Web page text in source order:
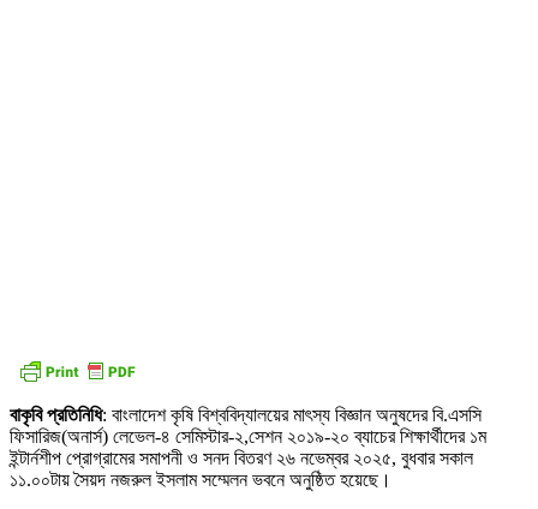
বাকৃবি প্রতিনিধি: বাংলাদেশ কৃষি বিশ্ববিদ্যালয়ের মাৎস্য বিজ্ঞান অনুষদের বি.এসসি
ফিসারিজ(অনার্স) লেভেল-৪ সেমিস্টার-২,সেশন ২০১৯-২০ ব্যাচের শিক্ষার্থীদের ১ম
ইন্টার্নশীপ প্রোগ্রামের সমাপনী ও সনদ বিতরণ ২৬ নভেম্বর ২০২৫, বুধবার সকাল
১১.০০টায় সৈয়দ নজরুল ইসলাম সম্মেলন ভবনে অনুষ্ঠিত হয়েছে।